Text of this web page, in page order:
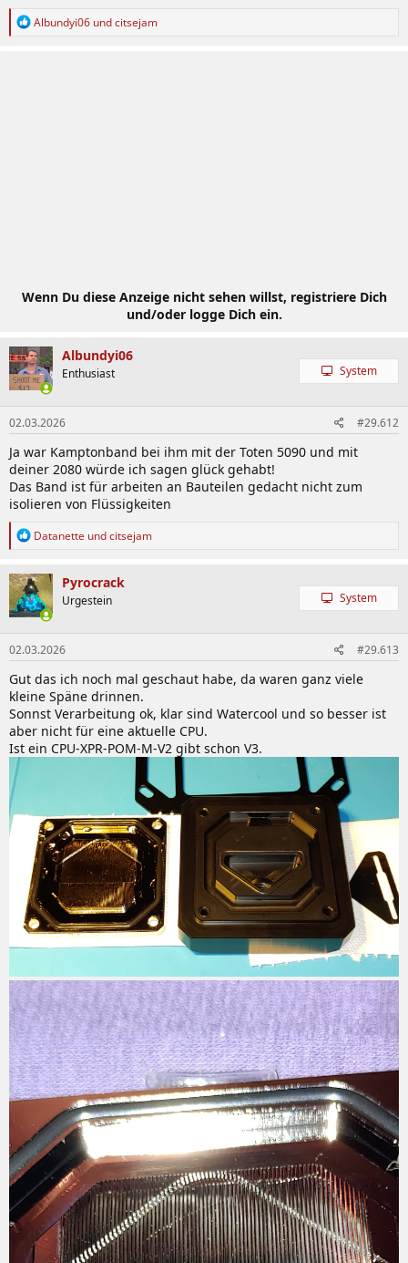
R
Albundyi06 undcitsejam
Wenn Du diese Anzeige nicht sehen willst, registriere Dich
und/oder logge Dich ein.
Albundyi06
Enthusiast System
02.03.2026 #29.612
Ja war Kamptonband bei ihm mit der Toten 5090 und mit
deiner 2080 würde ich sagen glück gehabt!
Das Band ist für arbeiten an Bauteilen gedacht nicht zum
isolieren von Flüssigkeiten
R
k
t
i
o
n
e
n
:
Datanette undcitsejam
Pyrocrack
Urgestein System
02.03.2026 #29.613
Gut das ich noch mal geschaut habe, da waren ganz viele
kleine Späne drinnen.
Sonnst Verarbeitung ok, klar sind Watercool und so besser ist
aber nicht für eine aktuelle CPU.
Ist ein CPU-XPR-POM-M-V2 gibt schon V3.